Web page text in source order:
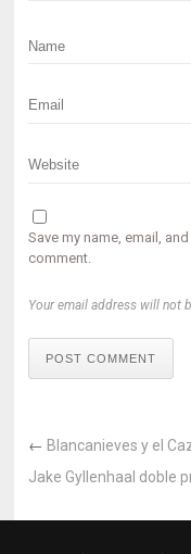
Save my name, email,
comment.
Your email address will not
POST COMMENT
← Blancanieves y el
Jake Gyllenhaal doble